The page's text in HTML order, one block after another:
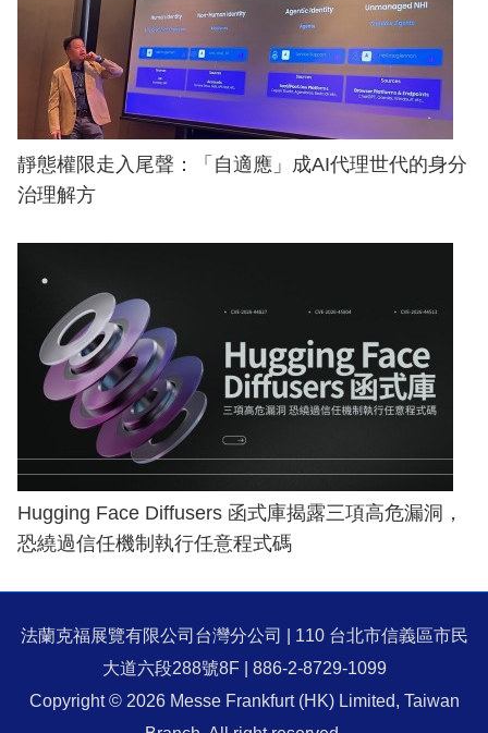
靜態權限走入尾聲：「自適應」成AI代理世代的身分
治理解方
Hugging Face Diffusers 函式庫揭露三項高危漏洞，
恐繞過信任機制執行任意程式碼
法蘭克福展覽有限公司台灣分公司 | 110 台北市信義區市民
大道六段288號8F | 886-2-8729-1099
Copyright © 2026 Messe Frankfurt (HK) Limited, Taiwan